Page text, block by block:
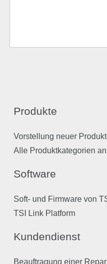
Produkte
Vorstellung neuer
Alle Produktkategorien
Software
Soft- und Firmware von
TSI Link Platform
Kundendienst
Beauftragung einer